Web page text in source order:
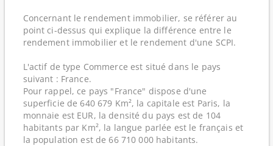
Concernant le rendement immobilier, se référer au
point ci-dessus qui explique la différence entre le
rendement immobilier et le rendement d'une SCPI.
L'actif de type Commerce est situé dans le pays
suivant : France.
Pour rappel, ce pays "France" dispose d'une
superficie de 640 679 Km², la capitale est Paris, la
monnaie est EUR, la densité du pays est de 104
habitants par Km², la langue parlée est le français et
la population est de 66 710 000 habitants.